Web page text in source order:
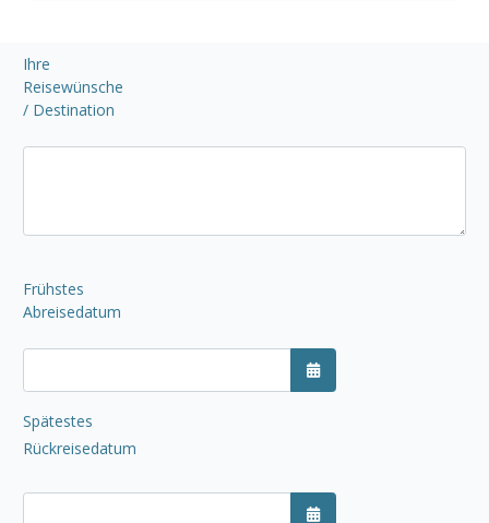
Ihre
Reisewünsche
/ Destination
Frühstes
Abreisedatum
Kalender öffnen
Spätestes
Rückreisedatum